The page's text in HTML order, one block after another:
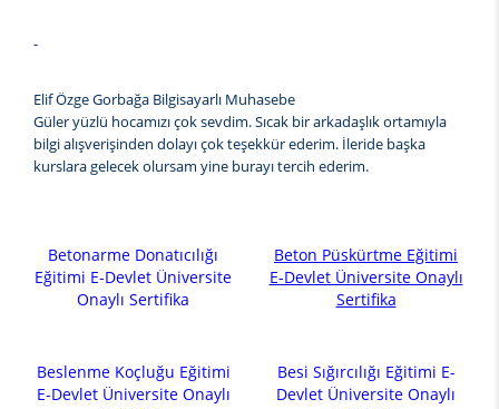
-
Elif Özge Gorbağa Bilgisayarlı Muhasebe
Güler yüzlü hocamızı çok sevdim. Sıcak bir arkadaşlık ortamıyla
bilgi alışverişinden dolayı çok teşekkür ederim. İleride başka
kurslara gelecek olursam yine burayı tercih ederim.
Betonarme Donatıcılığı
Eğitimi E-Devlet Üniversite
Onaylı Sertifika
Beton Püskürtme Eğitimi
E-Devlet Üniversite Onaylı
Sertifika
Beslenme Koçluğu Eğitimi
E-Devlet Üniversite Onaylı
Besi Sığırcılığı Eğitimi E-
Devlet Üniversite Onaylı